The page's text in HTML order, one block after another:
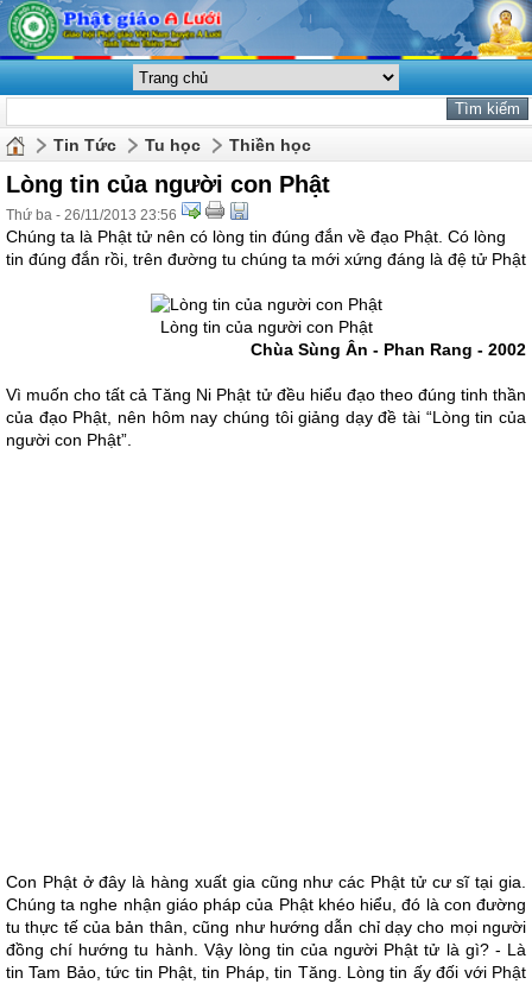
Tin Tức Tu học Thiền học
Lòng tin của người con Phật
Thứ ba - 26/11/2013 23:56
Chúng ta là Phật tử nên có lòng tin đúng đắn về đạo Phật. Có lòng
tin đúng đắn rồi, trên đường tu chúng ta mới xứng đáng là đệ tử Phật
Lòng tin của người con Phật
Chùa Sùng Ân - Phan Rang - 2002
Vì muốn cho tất cả Tăng Ni Phật tử đều hiểu đạo theo đúng tinh thần
của đạo Phật, nên hôm nay chúng tôi giảng dạy đề tài “Lòng tin của
người con Phật”.
Con Phật ở đây là hàng xuất gia cũng như các Phật tử cư sĩ tại gia.
Chúng ta nghe nhận giáo pháp của Phật khéo hiểu, đó là con đường
tu thực tế của bản thân, cũng như hướng dẫn chỉ dạy cho mọi người
đồng chí hướng tu hành. Vậy lòng tin của người Phật tử là gì? - Là
tin Tam Bảo, tức tin Phật, tin Pháp, tin Tăng. Lòng tin ấy đối với Phật